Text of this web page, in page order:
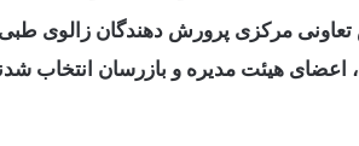
مرکزی پرورش دهندگان زالوی
اعضای هیئت مدیره و بازرسان انتخاب